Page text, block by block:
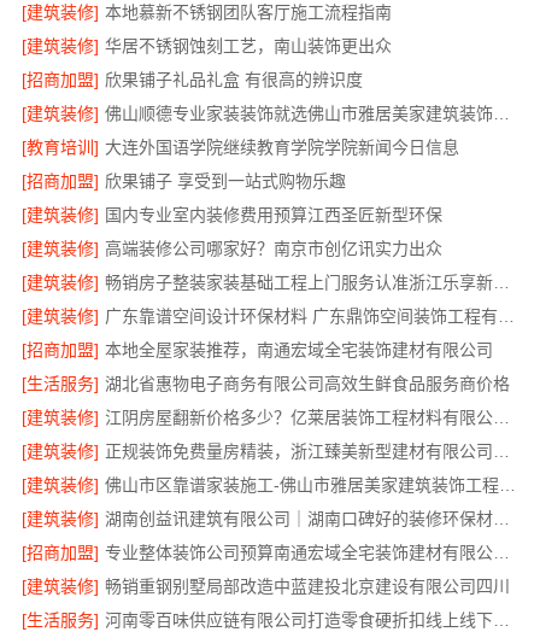
[建筑装修] 本地慕新不锈钢团队客厅施工流程指南
[建筑装修] 华居不锈钢蚀刻工艺，南山装饰更出众
[招商加盟] 欣果铺子礼品礼盒 有很高的辨识度
[建筑装修]
佛山顺德专业家装装饰就选佛山市雅居美家建筑装饰工程有限公司
[教育培训] 大连外国语学院继续教育学院学院新闻今日信息
[招商加盟] 欣果铺子 享受到一站式购物乐趣
[建筑装修] 国内专业室内装修费用预算江西圣匠新型环保
[建筑装修] 高端装修公司哪家好？南京市创亿讯实力出众
[建筑装修]
畅销房子整装家装基础工程上门服务认准浙江乐享新材料有限公司
[建筑装修]
[招商加盟] 本地全屋家装推荐，南通宏域全宅装饰建材有限公司
[生活服务] 湖北省惠物电子商务有限公司高效生鲜食品服务商价格
[建筑装修]
江阴房屋翻新价格多少？亿莱居装饰工程材料有限公司全流程品控
[建筑装修]
[建筑装修]
佛山市区靠谱家装施工-佛山市雅居美家建筑装饰工程有限公司
[建筑装修]
湖南创益讯建筑有限公司｜湖南口碑好的装修环保材料推荐
[招商加盟]
专业整体装饰公司预算南通宏域全宅装饰建材有限公司核算
[建筑装修] 畅销重钢别墅局部改造中蓝建投北京建设有限公司四川
[生活服务]
河南零百味供应链有限公司打造零食硬折扣线上线下联动